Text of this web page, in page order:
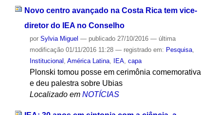
Novo centro avançado na Costa Rica tem vice-
diretor do IEA no Conselho
por Sylvia Miguel — publicado27/10/2016 — última
modificação01/11/2016 11:28 — registrado em: Pesquisa,
Institucional , América Latina, IEA, capa
Plonski tomou posse em cerimônia comemorativa
e deu palestra sobre Ubias
Localizado em NOTÍCIAS